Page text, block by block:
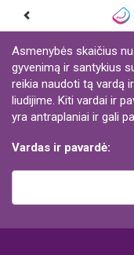
Asmenybės skaičius
gyvenimą ir santykius
reikia naudoti tą vardą
liudijime. Kiti vardai ir
yra antraplaniai ir gali
Vardas ir pavardė: